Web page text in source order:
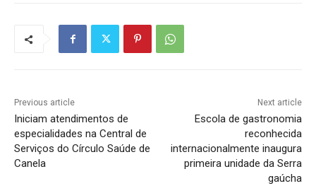
Previous article
Iniciam atendimentos de
especialidades na Central de
Serviços do Círculo Saúde de
Canela
Next article
Escola de gastronomia
reconhecida
internacionalmente inaugura
primeira unidade da Serra
gaúcha